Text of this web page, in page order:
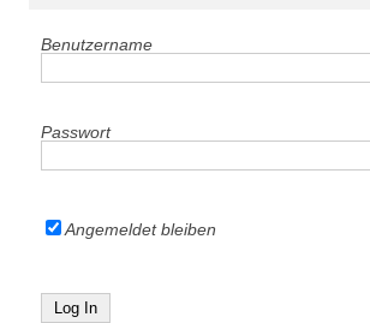
Benutzername
Passwort
Angemeldet bleiben